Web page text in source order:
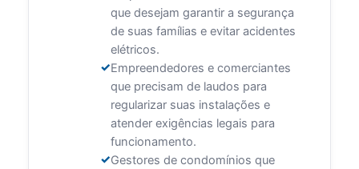
que desejam garantir a segurança
de suas famílias e evitar acidentes
elétricos.
Empreendedores e comerciantes
que precisam de laudos para
regularizar suas instalações e
atender exigências legais para
funcionamento.
Gestores de condomínios que